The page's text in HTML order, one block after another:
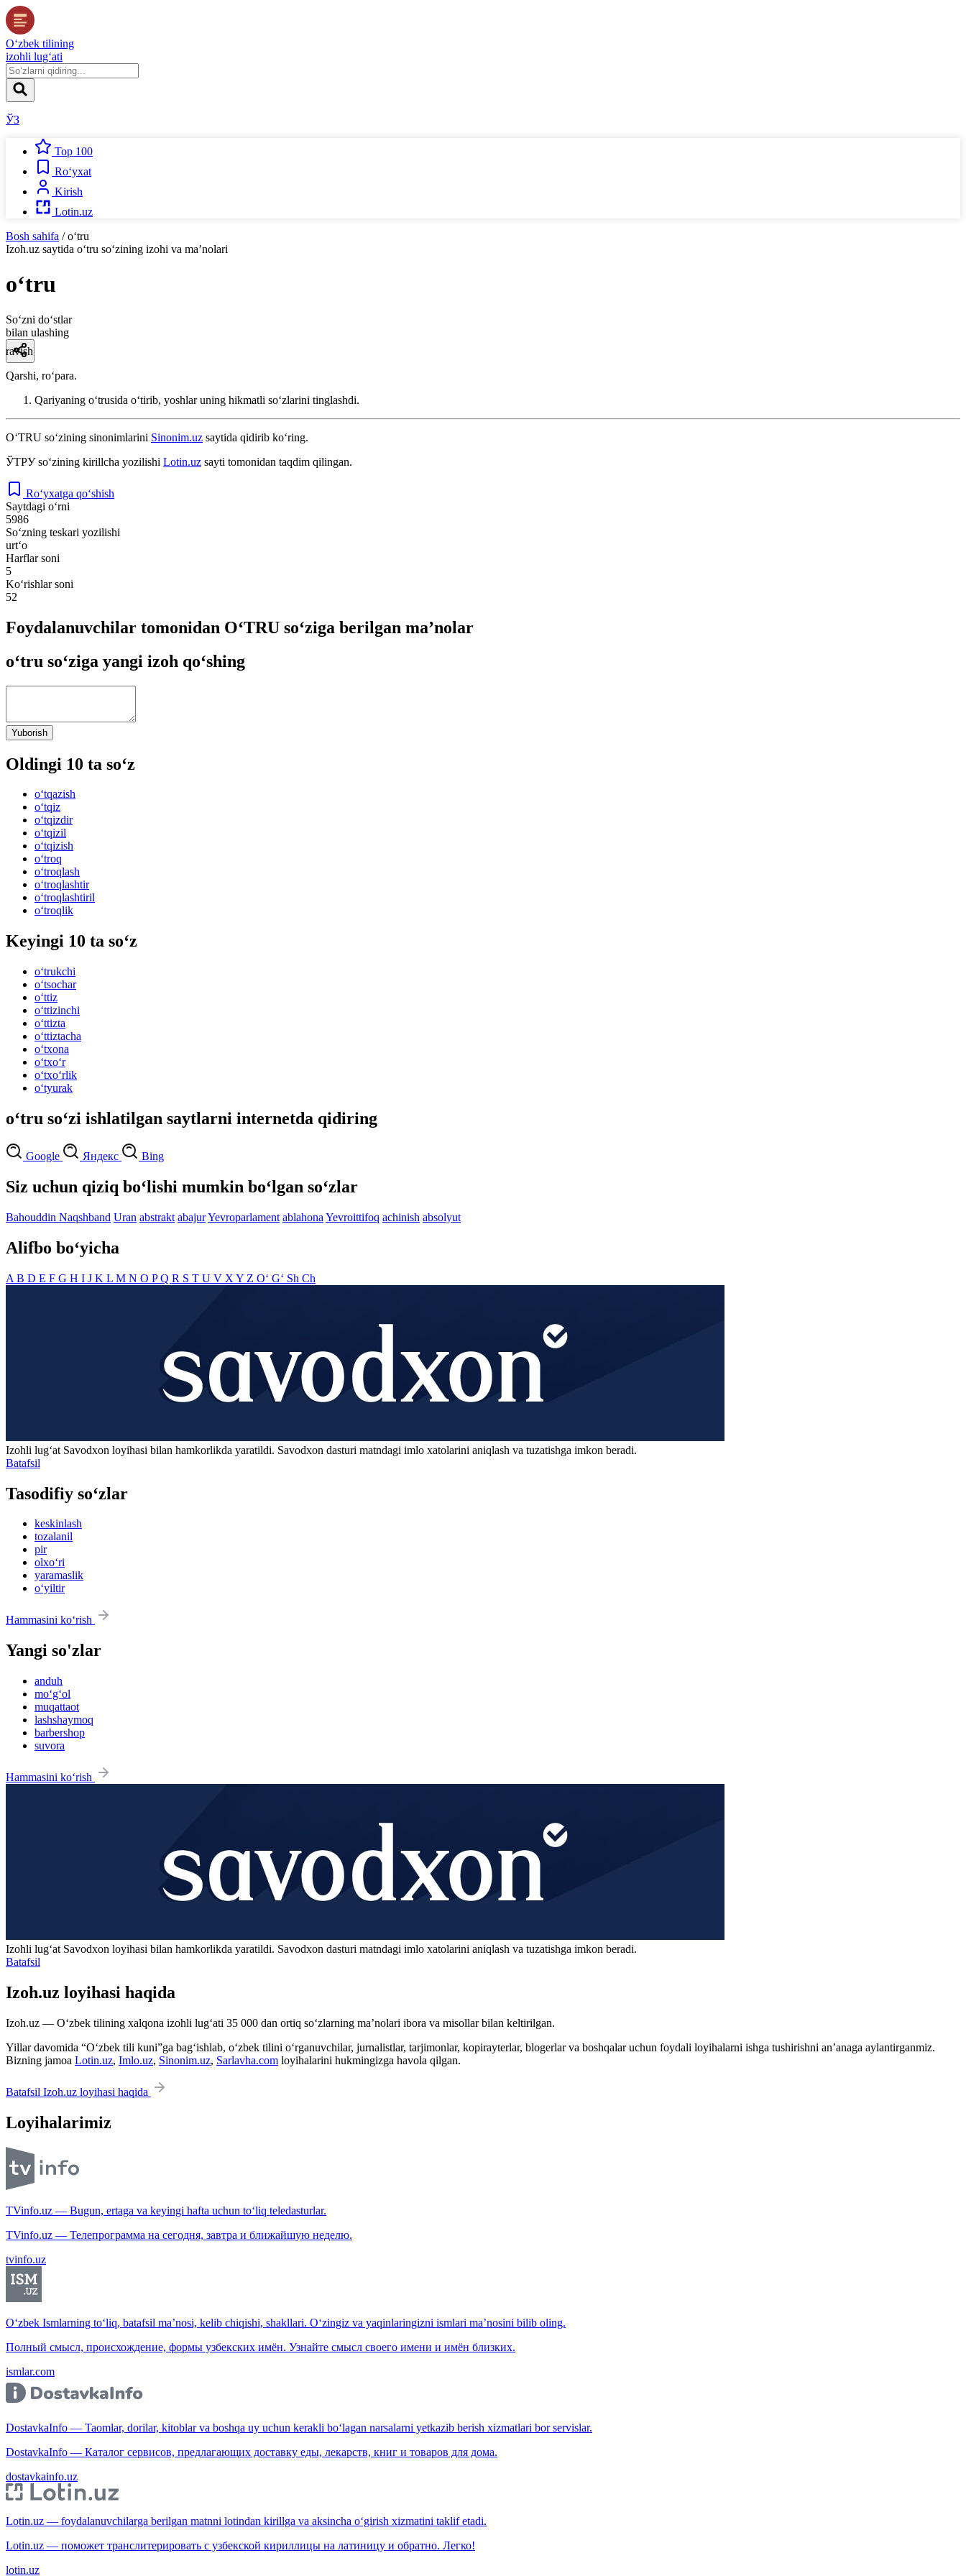
O‘zbek tilining
izohli lug‘ati
ЎЗ
Top 100
Ro‘yxat
Kirish
Lotin.uz
Bosh sahifa / o‘tru
Izoh.uz saytida o‘tru so‘zining izohi va ma’nolari
o‘tru
So‘zni do‘stlar
bilan ulashing
ravish
Qarshi, ro‘para.
Qariyaning o‘trusida o‘tirib, yoshlar uning hikmatli so‘zlarini tinglashdi.
O‘TRU so‘zining sinonimlarini Sinonim.uz saytida qidirib ko‘ring.
ЎТРУso‘zining kirillcha yozilishi Lotin.uz sayti tomonidan taqdim qilingan.
Ro‘yxatga qo‘shish
Saytdagi o‘rni
5986
So‘zning teskari yozilishi
urt‘o
Harflar soni
5
Ko‘rishlar soni
52
Foydalanuvchilar tomonidan O‘TRU so‘ziga berilgan ma’nolar
o‘tru so‘ziga yangi izoh qo‘shing
Yuborish
Oldingi 10 ta so‘z
o‘tqazish
o‘tqiz
o‘tqizdir
o‘tqizil
o‘tqizish
o‘troq
o‘troqlash
o‘troqlashtir
o‘troqlashtiril
o‘troqlik
Keyingi 10 ta so‘z
o‘trukchi
o‘tsochar
o‘ttiz
o‘ttizinchi
o‘ttizta
o‘ttiztacha
o‘txona
o‘txo‘r
o‘txo‘rlik
o‘tyurak
o‘tru so‘zi ishlatilgan saytlarni internetda qidiring
Google Яндекс Bing
Siz uchun qiziq bo‘lishi mumkin bo‘lgan so‘zlar
Bahouddin Naqshband Uran abstrakt abajurYevroparlament ablahona Yevroittifoq achinish absolyut
Alifbo bo‘yicha
A B D E F G H I J K L M N O PQ R S T U V X Y Z O‘ G‘ Sh Ch
Izohli lugʻat Savodxon loyihasi bilan hamkorlikda yaratildi. Savodxon dasturi matndagi imlo xatolarini aniqlash va tuzatishga imkon beradi.
Batafsil
Tasodifiy so‘zlar
keskinlash
tozalanil
pir
olxo‘ri
yaramaslik
o‘yiltir
Hammasini ko‘rish
Yangi so'zlar
anduh
mo‘g‘ol
muqattaot
lashshaymoq
barbershop
suvora
Hammasini ko‘rish
Izohli lugʻat Savodxon loyihasi bilan hamkorlikda yaratildi. Savodxon dasturi matndagi imlo xatolarini aniqlash va tuzatishga imkon beradi.
Batafsil
Izoh.uz loyihasi haqida
Izoh.uz — O‘zbek tilining xalqona izohli lug‘ati 35 000 dan ortiq so‘zlarning ma’nolari ibora va misollar bilan keltirilgan.
Yillar davomida “O‘zbek tili kuni”ga bag‘ishlab, o‘zbek tilini o‘rganuvchilar, jurnalistlar, tarjimonlar, kopirayterlar, blogerlar va boshqalar uchun foydali loyihalarni ishga tushirishni an’anaga aylantirganmiz.
Bizning jamoa Lotin.uz, Imlo.uz, Sinonim.uz, Sarlavha.com loyihalarini hukmingizga havola qilgan.
Batafsil Izoh.uz loyihasi haqida
Loyihalarimiz
TVinfo.uz — Bugun, ertaga va keyingi hafta uchun to‘liq teledasturlar.
TVinfo.uz — Телепрограмма на сегодня, завтра и ближайшую неделю.
tvinfo.uz
O‘zbek Ismlarning to‘liq, batafsil ma’nosi, kelib chiqishi, shakllari. O‘zingiz va yaqinlaringizni ismlari ma’nosini bilib oling.
Полный смысл, происхождение, формы узбекских имён. Узнайте смысл своего имени и имён близких.
ismlar.com
DostavkaInfo — Taomlar, dorilar, kitoblar va boshqa uy uchun kerakli bo‘lagan narsalarni yetkazib berish xizmatlari bor servislar.
DostavkaInfo — Каталог сервисов, предлагающих доставку еды, лекарств, книг и товаров для дома.
dostavkainfo.uz
Lotin.uz — foydalanuvchilarga berilgan matnni lotindan kirillga va aksincha o‘girish xizmatini taklif etadi.
Lotin.uz — поможет транслитерировать с узбекской кириллицы на латиницу и обратно. Легко!
lotin.uz